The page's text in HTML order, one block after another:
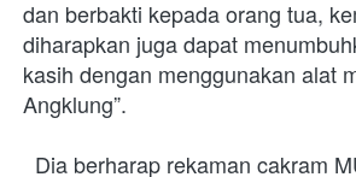
dan berbakti kepada orang tua,
diharapkan juga dapat
kasih dengan menggunakan alat
Angklung”.